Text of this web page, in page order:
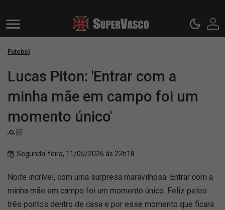
Futebol
Lucas Piton: 'Entrar com a
minha mãe em campo foi um
momento único'
🙏🏼
Segunda-feira, 11/05/2026 às 22h18
Noite incrível, com uma surpresa maravilhosa. Entrar com a
minha mãe em campo foi um momento único. Feliz pelos
três pontos dentro de casa e por esse momento que ficará